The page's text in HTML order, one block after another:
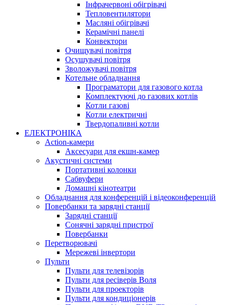
Інфрачервоні обігрівачі
Тепловентилятори
Масляні обігрівачі
Керамічні панелі
Конвектори
Очищувачі повітря
Осушувачі повітря
Зволожувачі повітря
Котельне обладнання
Програматори для газового котла
Комплектуючі до газових котлів
Котли газові
Котли електричні
Твердопаливні котли
ЕЛЕКТРОНІКА
Action-камери
Аксесуари для екшн-камер
Акустичні системи
Портативні колонки
Сабвуфери
Домашні кінотеатри
Обладнання для конференцій і відеоконференцій
Повербанки та зарядні станції
Зарядні станції
Сонячні зарядні пристрої
Повербанки
Перетворювачі
Мережеві інвертори
Пульти
Пульти для телевізорів
Пульти для ресіверів Воля
Пульти для проекторів
Пульти для кондиціонерів